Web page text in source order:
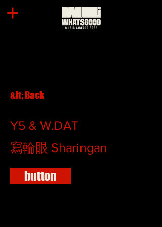
&lt; Back
Y5 & W.DAT
寫輪眼 Sharingan
button